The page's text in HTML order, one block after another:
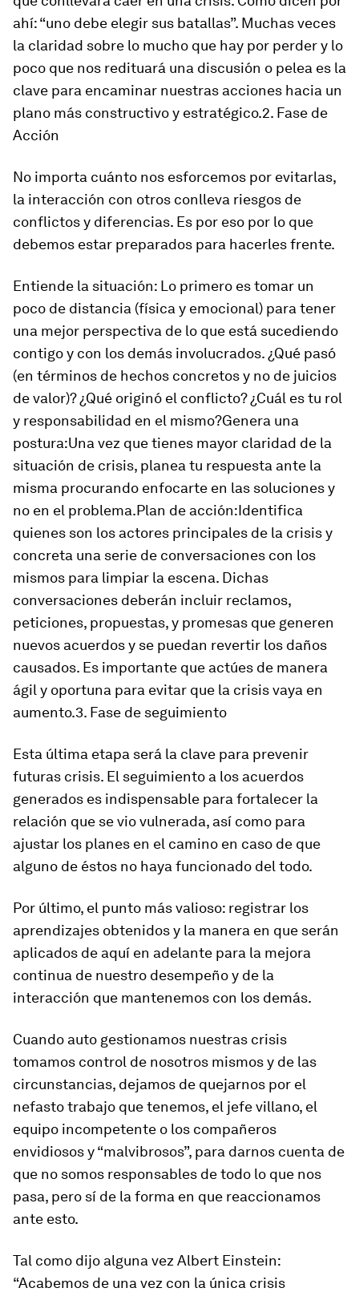
ahí: “uno debe elegir sus batallas”. Muchas veces
la claridad sobre lo mucho que hay por perder y lo
poco que nos redituará una discusión o pelea es la
clave para encaminar nuestras acciones hacia un
plano más constructivo y estratégico.2. Fase de
Acción
No importa cuánto nos esforcemos por evitarlas,
la interacción con otros conlleva riesgos de
conflictos y diferencias. Es por eso por lo que
debemos estar preparados para hacerles frente.
Entiende la situación: Lo primero es tomar un
poco de distancia (física y emocional) para tener
una mejor perspectiva de lo que está sucediendo
contigo y con los demás involucrados. ¿Qué pasó
(en términos de hechos concretos y no de juicios
de valor)? ¿Qué originó el conflicto? ¿Cuál es tu rol
y responsabilidad en el mismo?Genera una
postura:Una vez que tienes mayor claridad de la
situación de crisis, planea tu respuesta ante la
misma procurando enfocarte en las soluciones y
no en el problema.Plan de acción:Identifica
quienes son los actores principales de la crisis y
concreta una serie de conversaciones con los
mismos para limpiar la escena. Dichas
conversaciones deberán incluir reclamos,
peticiones, propuestas, y promesas que generen
nuevos acuerdos y se puedan revertir los daños
causados. Es importante que actúes de manera
ágil y oportuna para evitar que la crisis vaya en
aumento.3. Fase de seguimiento
Esta última etapa será la clave para prevenir
futuras crisis. El seguimiento a los acuerdos
generados es indispensable para fortalecer la
relación que se vio vulnerada, así como para
ajustar los planes en el camino en caso de que
alguno de éstos no haya funcionado del todo.
Por último, el punto más valioso: registrar los
aprendizajes obtenidos y la manera en que serán
aplicados de aquí en adelante para la mejora
continua de nuestro desempeño y de la
interacción que mantenemos con los demás.
Cuando auto gestionamos nuestras crisis
tomamos control de nosotros mismos y de las
circunstancias, dejamos de quejarnos por el
nefasto trabajo que tenemos, el jefe villano, el
equipo incompetente o los compañeros
envidiosos y “malvibrosos”, para darnos cuenta de
que no somos responsables de todo lo que nos
pasa, pero sí de la forma en que reaccionamos
ante esto.
Tal como dijo alguna vez Albert Einstein:
“Acabemos de una vez con la única crisis